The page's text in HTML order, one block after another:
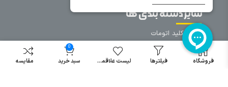
سایر دسته بندی ها
خرید کلید اتومات
خرید کنتاکتور
خرید فیوز
فروشگاه فیلترها لیست علاقمندی
0
سبد خرید مقایسه